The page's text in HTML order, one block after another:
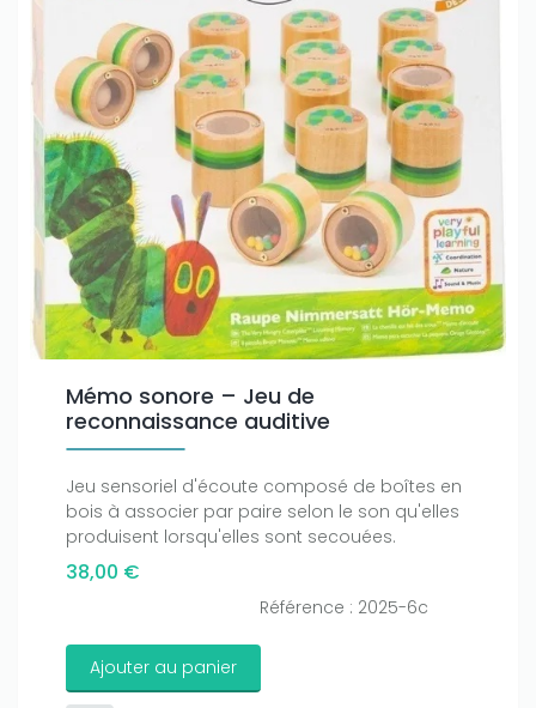
Mémo sonore – Jeu de
reconnaissance auditive
Jeu sensoriel d'écoute composé de boîtes en
bois à associer par paire selon le son qu'elles
produisent lorsqu'elles sont secouées.
38,00 €
Référence : 2025-6c
Ajouter au panier